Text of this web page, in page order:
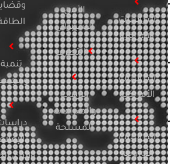
الدراسات
الأفريقية
الدراسات
الأمريكية
الدراسات
الأوروبية
الأمن
السيبراني
التطرف
الإرهاب
والصراعات
المسلحة
وقضايا
الطاقة
تنمية
ومجتمع
دراسات
الإعلام
والرأي